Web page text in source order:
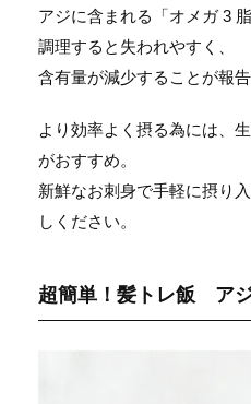
アジに含まれる「オメガ 3
調理すると失われやすく、
含有量が減少することが報告
より効率よく摂る為には、
がおすすめ。
新鮮なお刺身で手軽に摂り
しください。
超簡単！髪トレ飯 ア